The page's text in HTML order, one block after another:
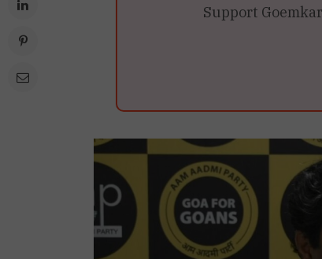
Support